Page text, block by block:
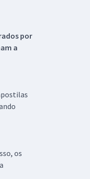
por
a
os